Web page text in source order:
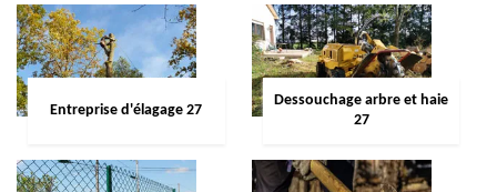
Entreprise d'élagage 27
Dessouchage arbre et haie
27